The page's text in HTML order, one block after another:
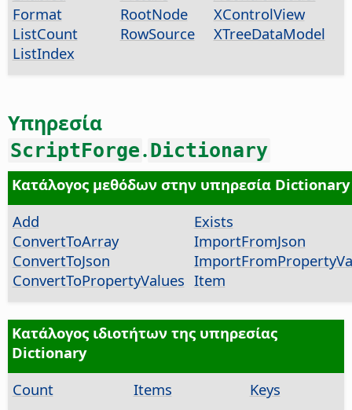
Format
ListCount
ListIndex
RootNode
RowSource
XControlView
XTreeDataModel
Υπηρεσία
ScriptForge.Dictionary
Κατάλογος μεθόδων στην υπηρεσία Dictionary
Add
ConvertToArray
ConvertToJson
ConvertToPropertyValues
Exists
ImportFromJson
Item
Κατάλογος ιδιοτήτων της υπηρεσίας
Dictionary
Count
Items Keys